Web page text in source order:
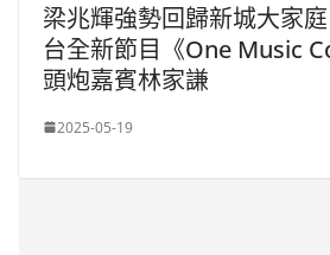
梁兆輝強勢回歸新城大家
台全新節目《One Music
頭炮嘉賓林家謙
2025-05-19